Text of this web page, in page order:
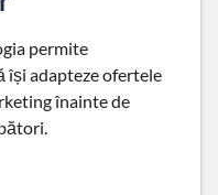
permite
își adapteze ofertele
înainte de